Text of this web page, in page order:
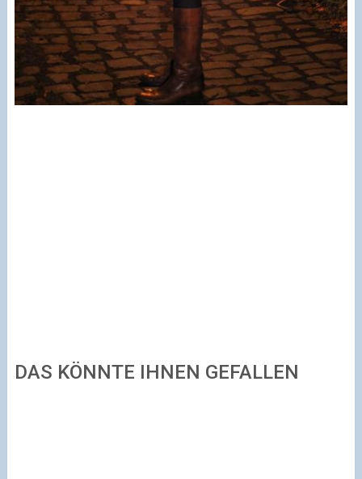
DAS KÖNNTE IHNEN GEFALLEN